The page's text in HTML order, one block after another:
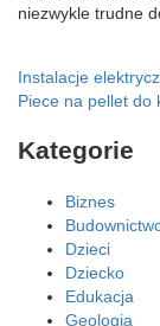
niezwykle trudne
Nawigacja
Instalacje
Piece na pellet do
Kategorie
Biznes
Dzieci
Dziecko
Edukacja
Geologia